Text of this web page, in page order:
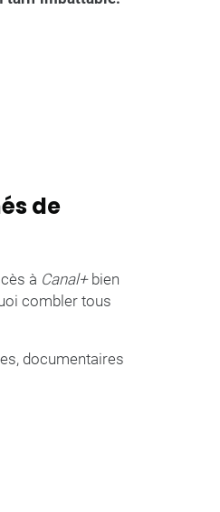
de
à Canal+bien
combler tous
documentaires